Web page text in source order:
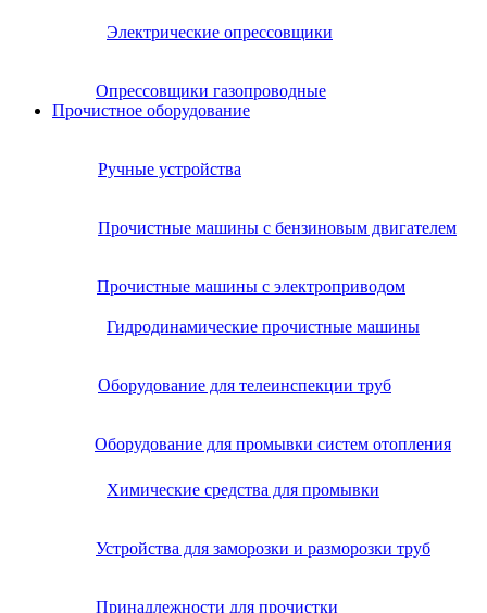
Электрические опрессовщики
Опрессовщики газопроводные
Прочистное оборудование
Ручные устройства
Прочистные машины с бензиновым двигателем
Прочистные машины с электроприводом
Гидродинамические прочистные машины
Оборудование для телеинспекции труб
Оборудование для промывки систем отопления
Химические средства для промывки
Устройства для заморозки и разморозки труб
Принадлежности для прочистки